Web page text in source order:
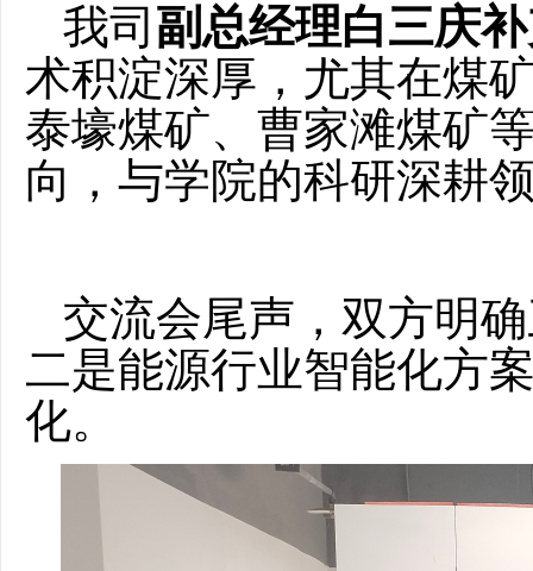
我司 副总经理白三庆
术积淀深厚， 尤其在煤
泰壕煤矿、曹家滩煤矿
向，与学院的科研深耕
交流会尾声， 双方明
二是能源行业智能化方
化。